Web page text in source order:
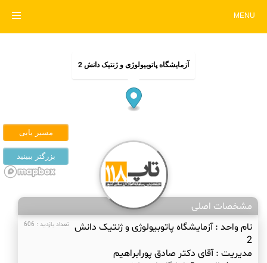
MENU
آزمایشگاه پاتوبیولوژی و ژنتیک دانش 2
مشخصات اصلی
تعداد بازدید : 606 نام واحد :آزمایشگاه پاتوبیولوژی و ژنتیک دانش
2
مدیریت :آقای دکتر صادق پورابراهیم